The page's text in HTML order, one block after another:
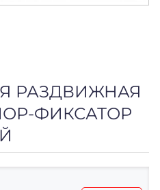
РАЗДВИЖНАЯ
ФИКСАТОР